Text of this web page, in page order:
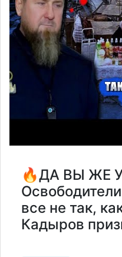
🔥ДА ВЫ ЖЕ
все не так,
Кадыров